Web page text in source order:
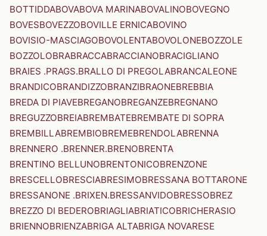
BOTTIDDABOVABOVA MARINABOVALINOBOVEGNO
BOVESBOVEZZOBOVILLE ERNICABOVINO
BOVISIO-MASCIAGOBOVOLENTABOVOLONEBOZZOLE
BOZZOLOBRABRACCABRACCIANOBRACIGLIANO
BRAIES .PRAGS.BRALLO DI PREGOLABRANCALEONE
BRANDICOBRANDIZZOBRANZIBRAONEBREBBIA
BREDA DI PIAVEBREGANOBREGANZEBREGNANO
BREGUZZOBREIABREMBATEBREMBATE DI SOPRA
BREMBILLABREMBIOBREMEBRENDOLABRENNA
BRENNERO .BRENNER.BRENOBRENTA
BRENTINO BELLUNOBRENTONICOBRENZONE
BRESCELLOBRESCIABRESIMOBRESSANA BOTTARONE
BRESSANONE .BRIXEN.BRESSANVIDOBRESSOBREZ
BREZZO DI BEDEROBRIAGLIABRIATICOBRICHERASIO
BRIENNOBRIENZABRIGA ALTABRIGA NOVARESE